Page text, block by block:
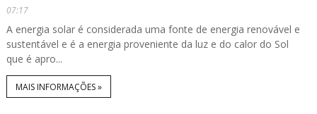
07:17
A energia solar é considerada uma fonte de energia renovável e
sustentável e é a energia proveniente da luz e do calor do Sol
que é apro...
MAIS INFORMAÇÕES »